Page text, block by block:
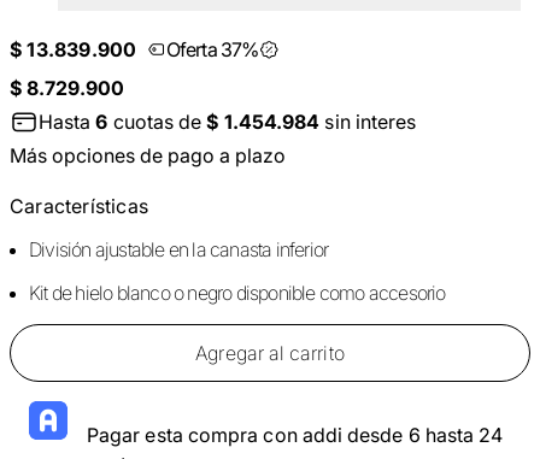
$ 13.839.900
Oferta 37%
$ 8.729.900
Hasta6 cuotas de$ 1.454.984 sin interes
Más opciones de pago a plazo
Características
División ajustable en la canasta inferior
Kit de hielo blanco o negro disponible como accesorio
Agregar al carrito
Pagar esta compra con addi desde 6 hasta 24